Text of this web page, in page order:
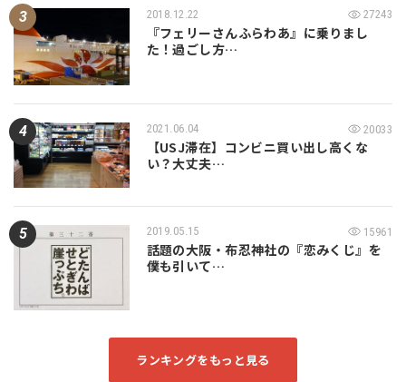
2018.12.22 27243
『フェリーさんふらわあ』に乗りまし
た！過ごし方…
2021.06.04 20033
【USJ滞在】コンビニ買い出し高くな
い？大丈夫…
2019.05.15 15961
話題の大阪・布忍神社の『恋みくじ』を
僕も引いて…
ランキングをもっと見る